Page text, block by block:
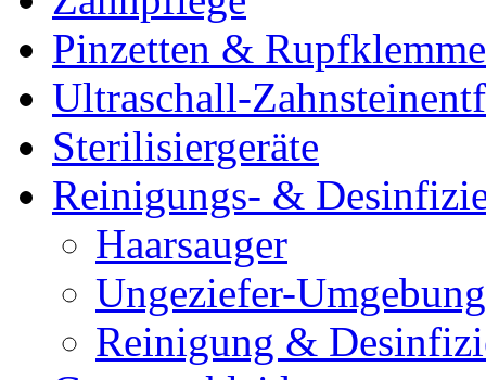
Pinzetten &
Ultraschall-
Sterilisiergeräte
Reinigungs- &
Haarsauger
Ungeziefer-
Reinigung &